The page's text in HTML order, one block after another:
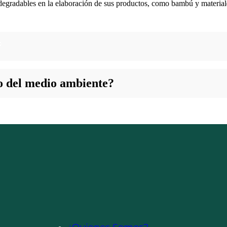
en la elaboración de sus productos, como bambú y
medio ambiente?